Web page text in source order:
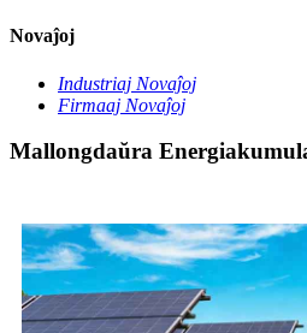
Novaĵoj
Industriaj Novaĵoj
Firmaaj Novaĵoj
Mallongdaŭra